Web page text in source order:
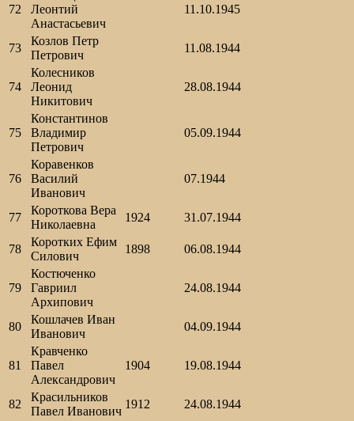
72
Леонтий
Анастасьевич
11.10.1945
73
Козлов Петр
Петрович
11.08.1944
74
Колесников
Леонид
Никитович
28.08.1944
75
Константинов
Владимир
Петрович
05.09.1944
76
Коравенков
Василий
Иванович
07.1944
77
Короткова Вера
Николаевна
1924 31.07.1944
78
Коротких Ефим
Силович
1898 06.08.1944
79
Костюченко
Гавриил
Архипович
24.08.1944
80
Кошлачев Иван
Иванович
04.09.1944
81
Кравченко
Павел
Александрович
1904 19.08.1944
82
Красильников
Павел Иванович
1912 24.08.1944